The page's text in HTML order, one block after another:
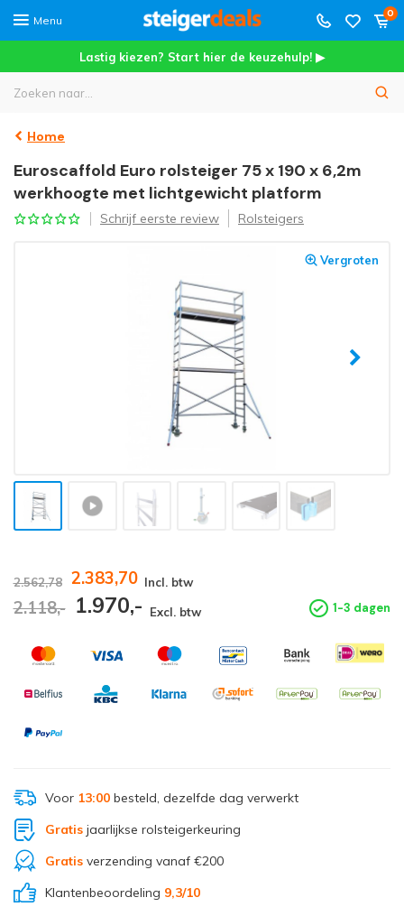
Menu
0
Lastig kiezen? Start hier de keuzehulp! ▶
Home
Euroscaffold Euro rolsteiger 75 x 190 x 6,2m
werkhoogte met lichtgewicht platform
Schrijf eerste review Rolsteigers
Vergroten
2.562,78 2.383,70 Incl. btw
2.118,- 1.970,- Excl. btw 1-3 dagen
Voor 13:00besteld, dezelfde dag verwerkt
Gratisjaarlijkse rolsteigerkeuring
Gratisverzending vanaf €200
Klantenbeoordeling 9,3/10